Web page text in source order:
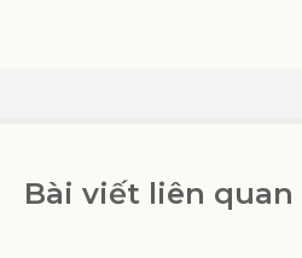
Bài viết liên quan